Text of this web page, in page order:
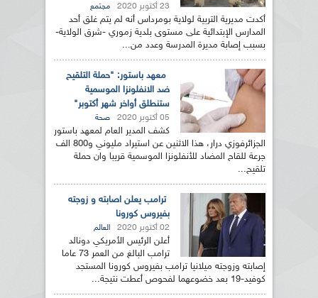
23 أكتوبر 2020 مجتمع
أكدت مديرية التربية لولاية بومرداس أنه لم يتم غلق أحد
المدارس الإبتدائية على مستوى بلدية زموري -شرق الولاية-
بسبب إصابة مديرة المدرسة وعدد من...
معهد باستور: "حملة التلقيح
ضد الانفلونزا الموسمية
ستنطلق أواخر شهر أكتوبر"
05 أكتوبر 2020 صحة
كشف المدير العام لمعهد باستور
الجزائرفوزي درار، هذا الاثنين عن استيراد مليوني و800 الف
جرعة للقاح المضاد للأنفلونزا الموسمية قريبا وان حملة
تلقيح...
ترامب يعلن اصابته و زوجته
بفيروس كورونا
02 أكتوبر 2020 العالم
أعلن الرئيس الأمريكي دونالد
ترامب البالغ من العمر 73 عاما
إصابته وزوجته ميلانيا ترامب بفيروس كورونا المستجد
كوفيد-19 بعد خضوعهما لفحوص أعطت نتيجة...